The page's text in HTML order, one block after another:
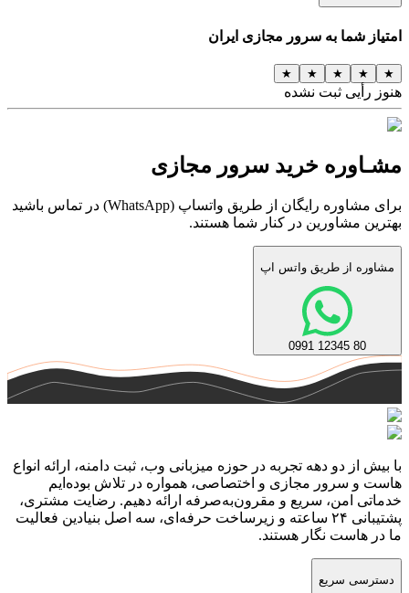
امتیاز شما به سرور مجازی ایران
★
★
★
★
★
هنوز رأیی ثبت نشده
مشـاوره خرید سرور مجازی
برای مشاوره رایگان از طریق واتساپ (WhatsApp) در تماس باشید
بهترین مشاورین در کنار شما هستند.
مشاوره از طریق واتس اپ
80 12345 0991
با بیش از دو دهه تجربه در حوزه میزبانی وب، ثبت دامنه، ارائه انواع
هاست و سرور مجازی و اختصاصی، همواره در تلاش بوده‌ایم
خدماتی امن، سریع و مقرون‌به‌صرفه ارائه دهیم. رضایت مشتری،
پشتیبانی ۲۴ ساعته و زیرساخت حرفه‌ای، سه اصل بنیادین فعالیت
ما در هاست نگار هستند.
دسترسی سریع